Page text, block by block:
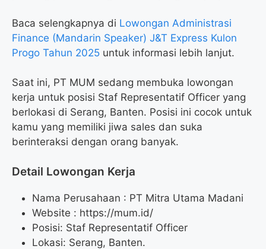
Baca selengkapnya di Lowongan Administrasi
Finance (Mandarin Speaker) J&T Express Kulon
Progo Tahun 2025 untuk informasi lebih lanjut.
Saat ini, PT MUM sedang membuka lowongan
kerja untuk posisi Staf Representatif Officer yang
berlokasi di Serang, Banten. Posisi ini cocok untuk
kamu yang memiliki jiwa sales dan suka
berinteraksi dengan orang banyak.
Detail Lowongan Kerja
Nama Perusahaan : PT Mitra Utama Madani
Website : https://mum.id/
Posisi: Staf Representatif Officer
Lokasi: Serang, Banten.